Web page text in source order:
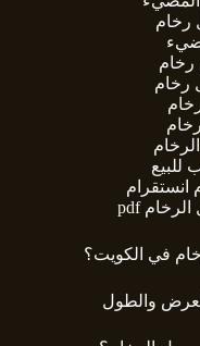
رخام
رخام
رخام
رخام
للبيع
انستقرام
الرخام pdf
في الكويت؟
والطول